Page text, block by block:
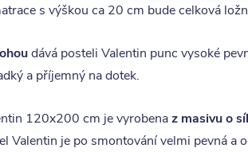
s výškou ca 20 cm bude celková
dává posteli Valentin punc vysoké
a příjemný na dotek.
120x200 cm je vyrobenaz masivu o
Valentin je po smontování velmi pevná a